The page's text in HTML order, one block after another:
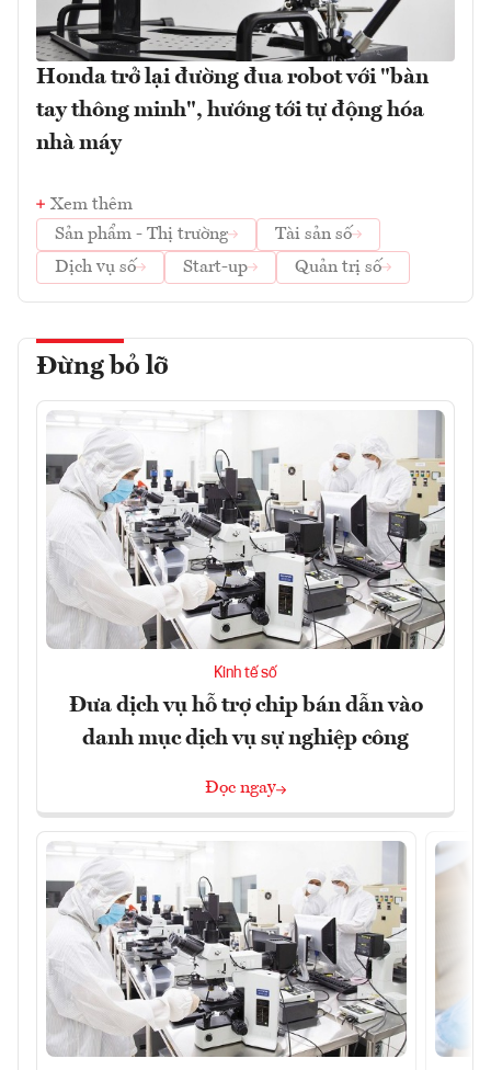
Honda trở lại đường đua robot với "bàn
tay thông minh", hướng tới tự động hóa
nhà máy
Xem thêm
Sản phẩm - Thị trường
Tài sản số
Dịch vụ số
Start-up Quản trị số
Đừng bỏ lỡ
Kinh tế số
Đưa dịch vụ hỗ trợ chip bán dẫn vào
danh mục dịch vụ sự nghiệp công
Đọc ngay